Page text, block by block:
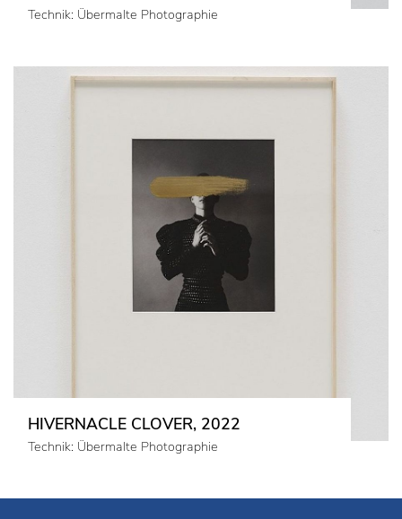
HIVERNACLE BOUVARDIA, 2022
HIVERNACLE CLOVER, 2022